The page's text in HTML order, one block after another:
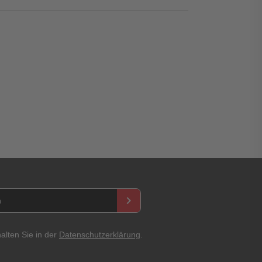
keyboard_arrow_right
Sie in der Datenschutzerklärung